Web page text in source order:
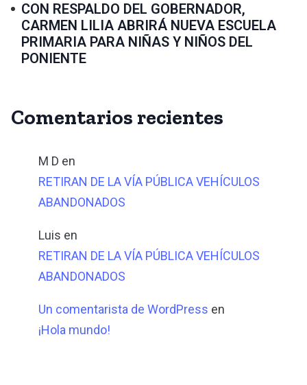
CON RESPALDO DEL GOBERNADOR,
CARMEN LILIA ABRIRÁ NUEVA ESCUELA
PRIMARIA PARA NIÑAS Y NIÑOS DEL
PONIENTE
Comentarios recientes
M D en
RETIRAN DE LA VÍA PÚBLICA VEHÍCULOS
ABANDONADOS
Luis en
RETIRAN DE LA VÍA PÚBLICA VEHÍCULOS
ABANDONADOS
Un comentarista de WordPress en
¡Hola mundo!